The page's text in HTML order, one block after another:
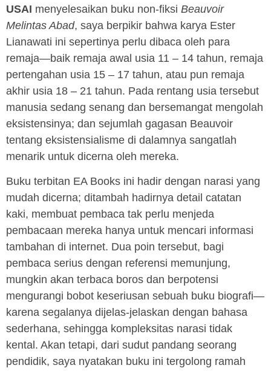
USAI menyelesaikan buku non-fiksi Beauvoir
Melintas Abad, saya berpikir bahwa karya Ester
Lianawati ini sepertinya perlu dibaca oleh para
remaja—baik remaja awal usia 11 – 14 tahun, remaja
pertengahan usia 15 – 17 tahun, atau pun remaja
akhir usia 18 – 21 tahun. Pada rentang usia tersebut
manusia sedang senang dan bersemangat mengolah
eksistensinya; dan sejumlah gagasan Beauvoir
tentang eksistensialisme di dalamnya sangatlah
menarik untuk dicerna oleh mereka.
Buku terbitan EA Books ini hadir dengan narasi yang
mudah dicerna; ditambah hadirnya detail catatan
kaki, membuat pembaca tak perlu menjeda
pembacaan mereka hanya untuk mencari informasi
tambahan di internet. Dua poin tersebut, bagi
pembaca serius dengan referensi memunjung,
mungkin akan terbaca boros dan berpotensi
mengurangi bobot keseriusan sebuah buku biografi—
karena segalanya dijelas-jelaskan dengan bahasa
sederhana, sehingga kompleksitas narasi tidak
kental. Akan tetapi, dari sudut pandang seorang
pendidik, saya nyatakan buku ini tergolong ramah